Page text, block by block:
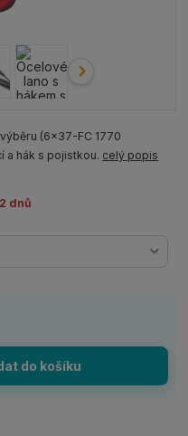
(6x37-FC 1770
a hák s pojistkou. celý popis
dnů
do košíku